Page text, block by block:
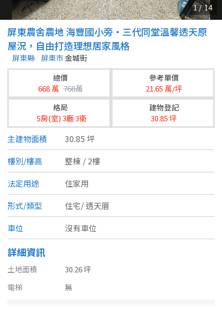
縣市
不限
台北市
基隆市
新北市
宜蘭縣
桃園市
新竹市
新竹縣
苗栗縣
台中市
彰化縣
南投縣
區域
類型(可複選)
不拘 公寓 電梯大樓 套房
別墅 透天厝 樓中樓 華廈
農舍 辦公 店面 工廠
屏東農舍農地 海豐國小旁・三代同堂溫馨透天原
屋況，自由打造理想居家風格
屏東縣 屏東市金城街
總價
668 萬768萬
參考單價
21.65 萬/坪
格局
5房(室) 3廳 3衛
建物登記
30.85 坪
主建物面積
30.85 坪
樓別/樓高
整棟 / 2樓
法定用途
住家用
形式/類型
住宅/透天厝
車位
沒有車位
詳細資訊
土地面積
30.26 坪
電梯
無